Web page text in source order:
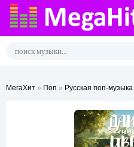
МегаХит » Поп » Русская поп-музыка